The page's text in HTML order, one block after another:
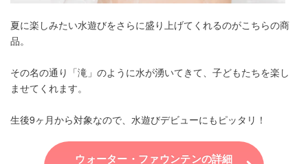
夏に楽しみたい水遊びをさらに盛り上げてくれるのがこちらの商
品。
その名の通り「滝」のように水が湧いてきて、子どもたちを楽し
ませてくれます。
生後9ヶ月から対象なので、水遊びデビューにもピッタリ！
ウォーター・ファウンテンの詳細